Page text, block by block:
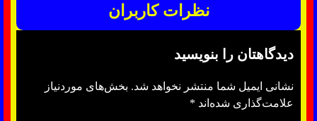
نظرات کاربران
دیدگاهتان را بنویسید
نشانی ایمیل شما منتشر نخواهد شد. بخش‌های موردنیاز
علامت‌گذاری شده‌اند *